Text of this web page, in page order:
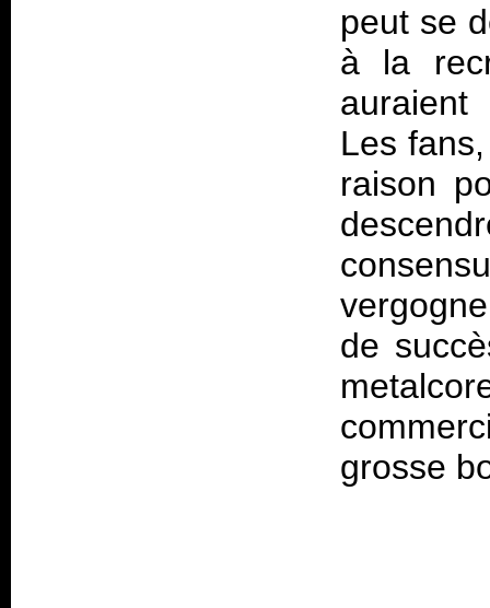
peut se
à la
auraient
Les
raison
de
grosse